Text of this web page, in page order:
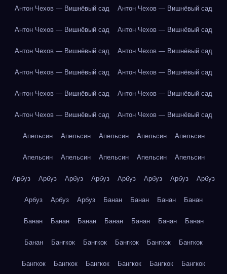
Антон Чехов — Вишнёвый сад Антон Чехов — Вишнёвый сад
Антон Чехов — Вишнёвый сад Антон Чехов — Вишнёвый сад
Антон Чехов — Вишнёвый сад Антон Чехов — Вишнёвый сад
Антон Чехов — Вишнёвый сад Антон Чехов — Вишнёвый сад
Антон Чехов — Вишнёвый сад Антон Чехов — Вишнёвый сад
Антон Чехов — Вишнёвый сад Антон Чехов — Вишнёвый сад
Апельсин Апельсин Апельсин Апельсин Апельсин
Апельсин Апельсин Апельсин Апельсин Апельсин
Арбуз Арбуз Арбуз Арбуз Арбуз Арбуз Арбуз Арбуз
Арбуз Арбуз Арбуз Банан Банан Банан Банан
Банан Банан Банан Банан Банан Банан Банан
Банан Бангкок Бангкок Бангкок Бангкок Бангкок
Бангкок Бангкок Бангкок Бангкок Бангкок Бангкок